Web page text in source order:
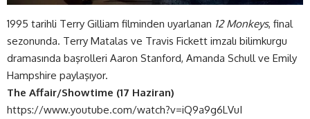
1995 tarihli Terry Gilliam filminden uyarlanan 12 Monkeys, final
sezonunda. Terry Matalas ve Travis Fickett imzalı bilimkurgu
dramasında başrolleri Aaron Stanford, Amanda Schull ve Emily
Hampshire paylaşıyor.
The Affair/Showtime (17 Haziran)
https://www.youtube.com/watch?v=iQ9a9g6LVuI